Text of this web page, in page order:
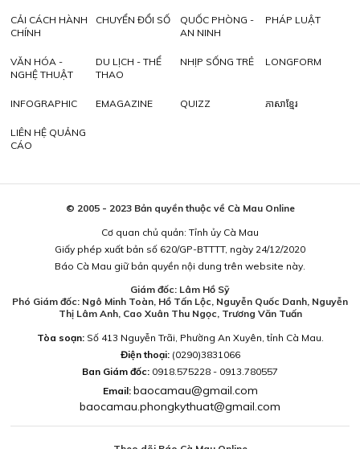
CẢI CÁCH HÀNH
CHÍNH
CHUYỂN ĐỔI SỐ
QUỐC PHÒNG -
AN NINH
PHÁP LUẬT
VĂN HÓA -
NGHỆ THUẬT
DU LỊCH - THỂ
THAO
NHỊP SỐNG TRẺ LONGFORM
INFOGRAPHIC EMAGAZINE QUIZZ ភាសាខ្មែរ
LIÊN HỆ QUẢNG
CÁO
© 2005 - 2023 Bản quyền thuộc về Cà Mau Online
Cơ quan chủ quản: Tỉnh ủy Cà Mau
Giấy phép xuất bản số 620/GP-BTTTT, ngày 24/12/2020
Báo Cà Mau giữ bản quyền nội dung trên website này.
Giám đốc: Lâm Hồ Sỹ
Phó Giám đốc: Ngô Minh Toàn, Hồ Tấn Lộc, Nguyễn Quốc Danh, Nguyễn
Thị Lâm Anh, Cao Xuân Thu Ngọc, Trương Văn Tuấn
Tòa soạn:Số 413 Nguyễn Trãi, Phường An Xuyên, tỉnh Cà Mau.
Điện thoại: (0290)3831066
Ban Giám đốc: 0918.575228 - 0913.780557
Email: baocamau@gmail.com
baocamau.phongkythuat@gmail.com